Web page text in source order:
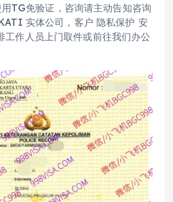
TG免验证，咨询请主动告知咨询
实体公司，客户 隐私保护 安
工作人员上门取件或前往我们办公